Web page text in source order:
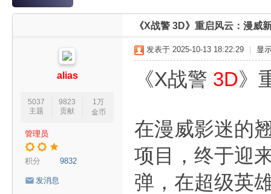
《X战警 3D》重启风云：漫威
alias
5037
主题
9823
贡献
1万
金币
管理员
积分 9832
发消息
发表于 2025-10-13 18:22:29 显
《X战警 3D》
在漫威影迷的
项目，终于迎
弹，在超级英